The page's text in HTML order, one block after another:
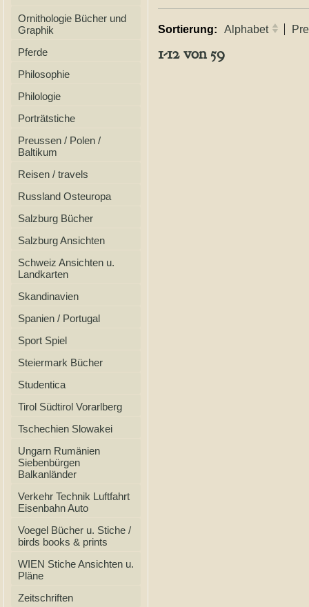
Ornithologie Bücher und
Graphik
Pferde
Philosophie
Philologie
Porträtstiche
Preussen / Polen /
Baltikum
Reisen / travels
Russland Osteuropa
Salzburg Bücher
Salzburg Ansichten
Schweiz Ansichten u.
Landkarten
Skandinavien
Spanien / Portugal
Sport Spiel
Steiermark Bücher
Studentica
Tirol Südtirol Vorarlberg
Tschechien Slowakei
Ungarn Rumänien
Siebenbürgen
Balkanländer
Verkehr Technik Luftfahrt
Eisenbahn Auto
Voegel Bücher u. Stiche /
birds books & prints
WIEN Stiche Ansichten u.
Pläne
Zeitschriften
Sortierung: Alphabet
1-12 von 59